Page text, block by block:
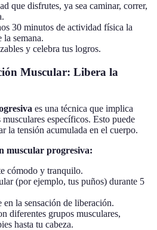
que disfrutes, ya sea caminar, correr,
30 minutos de actividad física la
la semana.
y celebra tus logros.
Muscular: Libera la
es una técnica que implica
específicos. Esto puede
la tensión acumulada en el cuerpo.
muscular progresiva:
cómodo y tranquilo.
(por ejemplo, tus puños) durante 5
la sensación de liberación.
diferentes grupos musculares,
hasta tu cabeza.